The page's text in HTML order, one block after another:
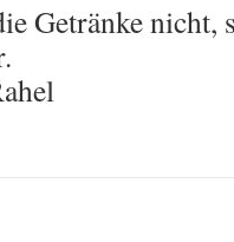
Getränke nicht,